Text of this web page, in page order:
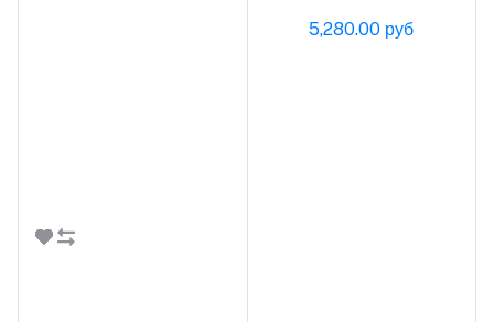
5,280.00 руб